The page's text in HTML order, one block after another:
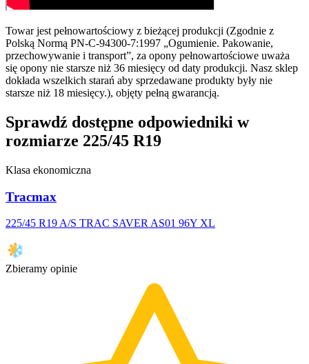
Towar jest pełnowartościowy z bieżącej produkcji (Zgodnie z
Polską Normą PN-C-94300-7:1997 „Ogumienie. Pakowanie,
przechowywanie i transport”, za opony pełnowartościowe uważa
się opony nie starsze niż 36 miesięcy od daty produkcji. Nasz sklep
dokłada wszelkich starań aby sprzedawane produkty były nie
starsze niż 18 miesięcy.), objęty pełną gwarancją.
Sprawdź dostępne odpowiedniki w
rozmiarze 225/45 R19
Klasa ekonomiczna
Tracmax
225/45 R19 A/S TRAC SAVER AS01 96Y XL
Zbieramy opinie